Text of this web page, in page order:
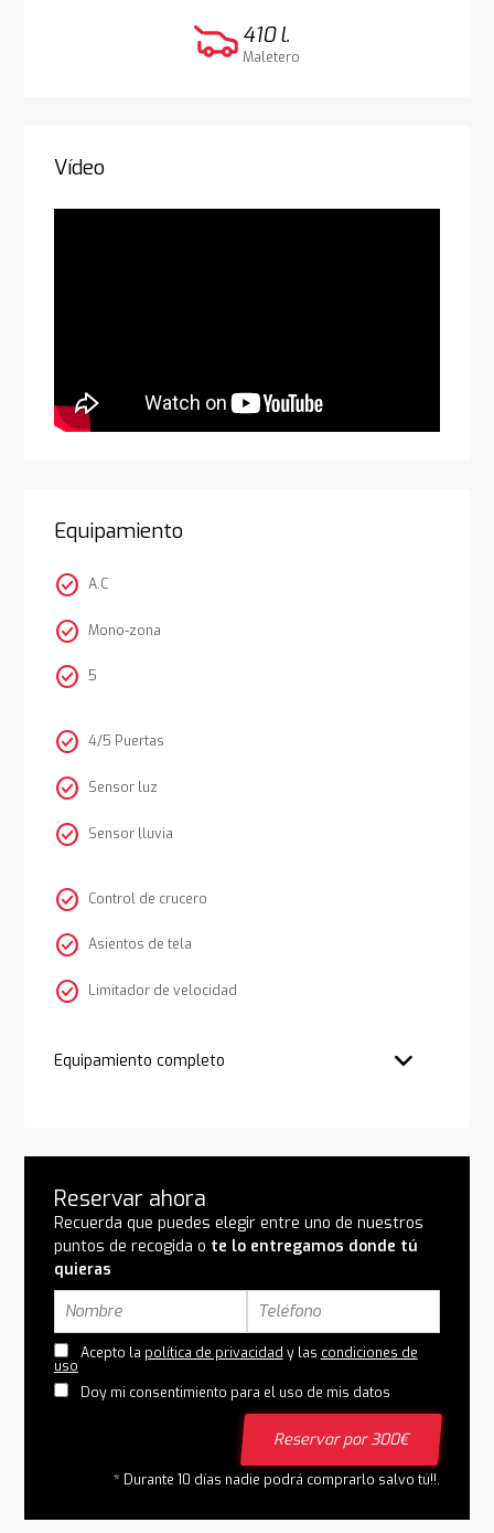
410 l.
Maletero
Vídeo
Equipamiento
check_circle A.C
check_circle Mono-zona
check_circle 5
check_circle 4/5 Puertas
check_circle Sensor luz
check_circle Sensor lluvia
check_circle Control de crucero
check_circle Asientos de tela
check_circle Limitador de velocidad
Equipamiento completo
Reservar ahora
Recuerda que puedes elegir entre uno de nuestros
puntos de recogida o te lo entregamos donde tú
quieras
Acepto la política de privacidad y las condiciones de
uso
Doy mi consentimiento para el uso de mis datos
Reservar por 300€
* Durante 10 días nadie podrá comprarlo salvo tú!!.